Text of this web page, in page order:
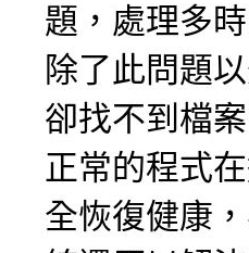
題，處理多
除了此問題
卻找不到檔
正常的程式
全恢復健康